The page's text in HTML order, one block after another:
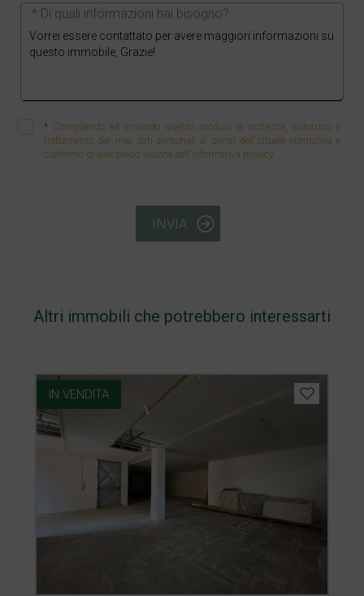
* Di quali informazioni hai bisogno?
* Compilando ed inviando questo modulo di richiesta, autorizzo il
trattamento dei miei dati personali ai sensi dell'attuale normativa e
confermo di aver preso visione dell'informativa privacy.
INVIA
Altri immobili che potrebbero interessarti
IN VENDITA